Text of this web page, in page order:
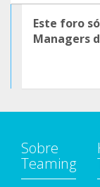
Este foro
Managers
Sobre
Teaming